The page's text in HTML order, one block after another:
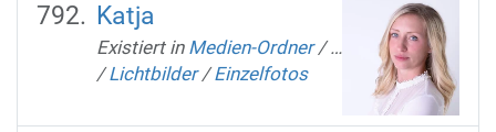
Katja
Existiert in Medien-Ordner /…
/Lichtbilder /Einzelfotos